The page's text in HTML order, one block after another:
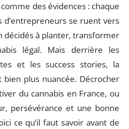
des évidences : chaque
d’entrepreneurs se ruent vers
décidés à planter, transformer
légal. Mais derrière les
et les success stories, la
plus nuancée. Décrocher
du cannabis en France, ou
persévérance et une bonne
ce qu’il faut savoir avant de